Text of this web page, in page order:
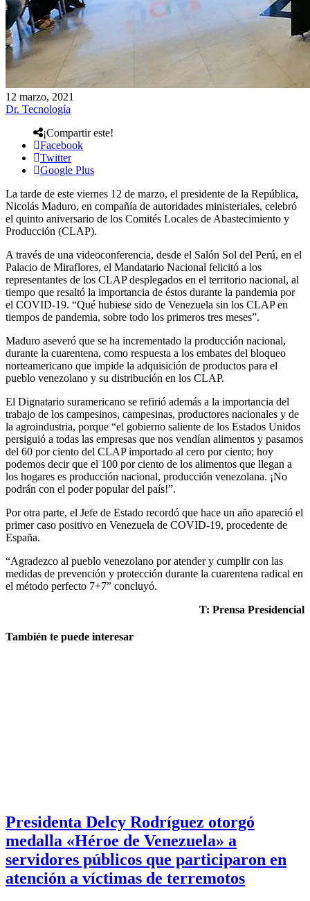
12 marzo, 2021
Dr. Tecnología
¡Compartir este!
Facebook
Twitter
Google Plus
La tarde de este viernes 12 de marzo, el presidente de la República,
Nicolás Maduro, en compañía de autoridades ministeriales, celebró
el quinto aniversario de los Comités Locales de Abastecimiento y
Producción (CLAP).
A través de una videoconferencia, desde el Salón Sol del Perú, en el
Palacio de Miraflores, el Mandatario Nacional felicitó a los
representantes de los CLAP desplegados en el territorio nacional, al
tiempo que resaltó la importancia de éstos durante la pandemia por
el COVID-19. “Qué hubiese sido de Venezuela sin los CLAP en
tiempos de pandemia, sobre todo los primeros tres meses”.
Maduro aseveró que se ha incrementado la producción nacional,
durante la cuarentena, como respuesta a los embates del bloqueo
norteamericano que impide la adquisición de productos para el
pueblo venezolano y su distribución en los CLAP.
El Dignatario suramericano se refirió además a la importancia del
trabajo de los campesinos, campesinas, productores nacionales y de
la agroindustria, porque “el gobierno saliente de los Estados Unidos
persiguió a todas las empresas que nos vendían alimentos y pasamos
del 60 por ciento del CLAP importado al cero por ciento; hoy
podemos decir que el 100 por ciento de los alimentos que llegan a
los hogares es producción nacional, producción venezolana. ¡No
podrán con el poder popular del país!”.
Por otra parte, el Jefe de Estado recordó que hace un año apareció el
primer caso positivo en Venezuela de COVID-19, procedente de
España.
“Agradezco al pueblo venezolano por atender y cumplir con las
medidas de prevención y protección durante la cuarentena radical en
el método perfecto 7+7” concluyó.
T: Prensa Presidencial
También te puede interesar
Presidenta Delcy Rodríguez otorgó
medalla «Héroe de Venezuela» a
servidores públicos que participaron en
atención a víctimas de terremotos